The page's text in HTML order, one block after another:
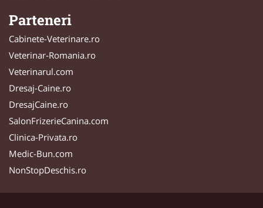
Parteneri
Cabinete-Veterinare.ro
Veterinar-Romania.ro
Veterinarul.com
Dresaj-Caine.ro
DresajCaine.ro
SalonFrizerieCanina.com
Clinica-Privata.ro
Medic-Bun.com
NonStopDeschis.ro